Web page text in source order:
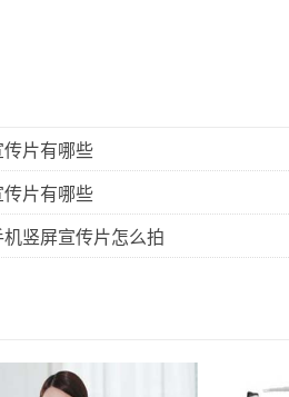
传片有哪些
传片有哪些
机竖屏宣传片怎么拍